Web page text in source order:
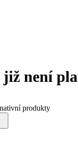
není
produkty